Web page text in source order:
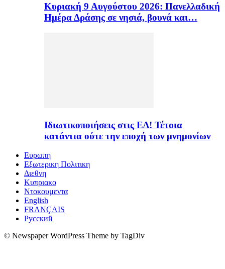
Κυριακή 9 Αυγούστου 2026: Πανελλαδική
Ημέρα Δράσης σε νησιά, βουνά και…
Ιδιωτικοποιήσεις στις ΕΔ! Τέτοια
κατάντια ούτε την εποχή των μνημονίων
Ευρωπη
Εξωτερικη Πολιτικη
Διεθνη
Κυπριακο
Ντοκουμεντα
English
FRANÇAIS
Русский
© Newspaper WordPress Theme by TagDiv